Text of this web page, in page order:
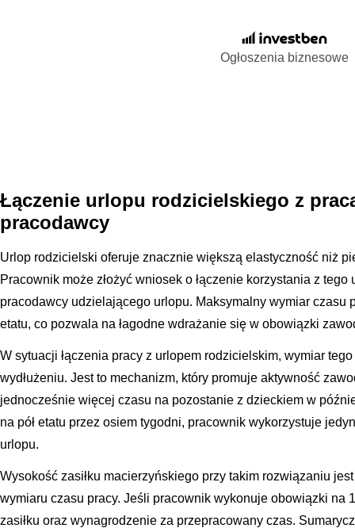
Ogłoszenia biznesowe
Łączenie urlopu rodzicielskiego z
pracodawcy
Urlop rodzicielski oferuje znacznie większą elastyczność niż
Pracownik może złożyć wniosek o łączenie korzystania z
pracodawcy udzielającego urlopu. Maksymalny wymiar czasu
etatu, co pozwala na łagodne wdrażanie się w obowiązki
W sytuacji łączenia pracy z urlopem rodzicielskim, wymiar
wydłużeniu. Jest to mechanizm, który promuje aktywność
jednocześnie więcej czasu na pozostanie z dzieckiem w
na pół etatu przez osiem tygodni, pracownik wykorzystuje
urlopu.
Wysokość zasiłku macierzyńskiego przy takim rozwiązaniu
wymiaru czasu pracy. Jeśli pracownik wykonuje obowiązki na
zasiłku oraz wynagrodzenie za przepracowany czas.